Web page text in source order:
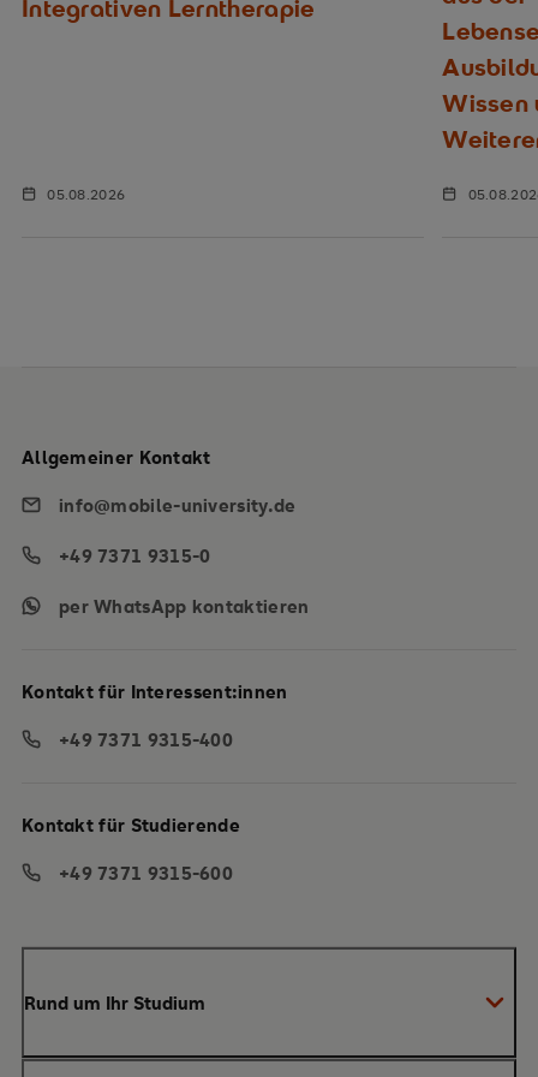
Integrativen Lerntherapie
05.08.2026
Wissen
Rund um Ihr Studium
Allgemeiner Kontakt
info@mobile-university.de
+49 7371 9315-0
per WhatsApp kontaktieren
Kontakt für Interessent:innen
+49 7371 9315-400
Kontakt für Studierende
+49 7371 9315-600